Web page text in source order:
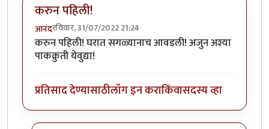
करुन पहिली!
आनंदरविवार, 31/07/2022 21:24
करुन पहिली! घरात सगळ्यानाच आवडली! अजुन अश्या
पाकक्रुती येवुद्या!
प्रतिसाद देण्यासाठीलॉग इन कराकिंवासदस्य व्हा